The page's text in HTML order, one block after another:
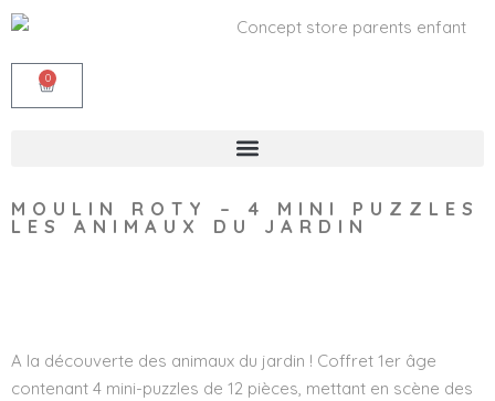
0
MOULIN ROTY – 4 MINI PUZZLES
LES ANIMAUX DU JARDIN
A la découverte des animaux du jardin ! Coffret 1er âge
contenant 4 mini-puzzles de 12 pièces, mettant en scène des